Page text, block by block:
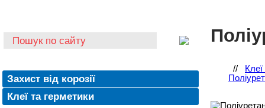
Захист від корозії
Клеї та герметики
//